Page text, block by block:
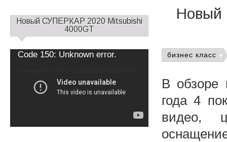
Новый
бизнес класс
В обзоре
года 4
видео,
С
й
д
Новый СУПЕРКАР 2020 Mitsubishi
4000GT
Video
Code 150: Unknown error.